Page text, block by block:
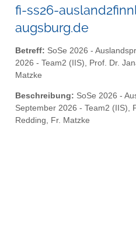
fi-ss26-
augsburg.de
Betreff: SoSe 2026 -
2026 - Team2 (IIS), Prof. Dr.
Matzke
Beschreibung: SoSe 2026 -
September 2026 - Team2 (IIS),
Redding, Fr. Matzke